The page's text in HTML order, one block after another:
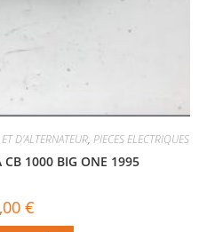
D'ALTERNATEUR, PIECES ELECTRIQUES
CB 1000 BIG ONE 1995
€